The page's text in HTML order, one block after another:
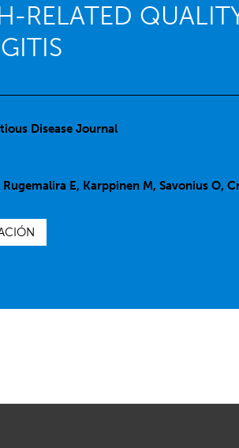
RELATED
Disease Journal
E, Karppinen M, Savonius O,